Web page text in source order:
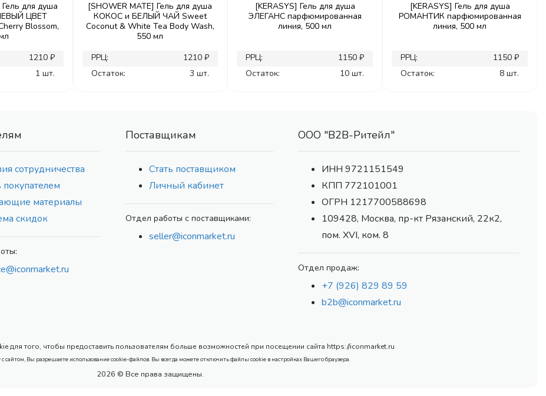
для душа
ЦВЕТ
Blossom,
1210 ₽
1 шт.
[SHOWER MATE] Гель для душа
КОКОС и БЕЛЫЙ ЧАЙ Sweet
Coconut & White Tea Body Wash,
550 мл
РРЦ:
1210 ₽
Остаток:
3 шт.
[KERASYS] Гель для душа
ЭЛЕГАНС парфюмированная
линия, 500 мл
РРЦ:
1150 ₽
Остаток:
10 шт.
[KERASYS] Гель для душа
РОМАНТИК парфюмированная
линия, 500 мл
РРЦ:
1150 ₽
Остаток:
8 шт.
сотрудничества
покупателем
материалы
скидок
Поставщикам
Стать поставщиком
Личный кабинет
Отдел работы с поставщиками:
seller@iconmarket.ru
ООО "В2В-Ритейл"
ИНН 9721151549
КПП 772101001
ОГРН 1217700588698
109428, Москва, пр-кт Рязанский, 22к2,
пом. XVI, ком. 8
Отдел продаж:
+7 (926) 829 89 59
b2b@iconmarket.ru
для того, чтобы предоставить пользователям больше возможностей при посещении сайта https://iconmarket.ru
сайтом, Вы разрешаете использование cookie-файлов. Вы всегда можете отключить файлы cookie в настройках Вашего браузера.
2026 © Все права защищены.